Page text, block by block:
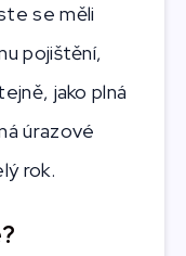
se měli
pojištění,
jako plná
úrazové
rok.